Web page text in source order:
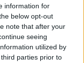
information for
below opt-out
note that after your
seeing
utilized by
parties prior to